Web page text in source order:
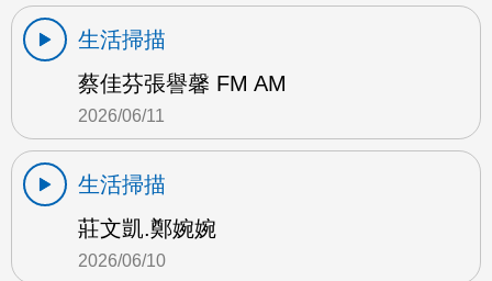
生活掃描
蔡佳芬張譽馨 FM AM
2026/06/11
生活掃描
莊文凱.鄭婉婉
2026/06/10